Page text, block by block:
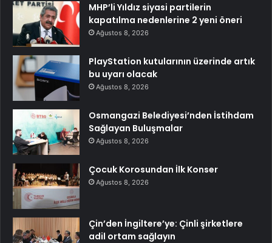
MHP’li Yıldız siyasi partilerin
kapatılma nedenlerine 2 yeni öneri
Ağustos 8, 2026
PlayStation kutularının üzerinde artık
bu uyarı olacak
Ağustos 8, 2026
Osmangazi Belediyesi’nden İstihdam
Sağlayan Buluşmalar
Ağustos 8, 2026
Çocuk Korosundan İlk Konser
Ağustos 8, 2026
Çin’den İngiltere’ye: Çinli şirketlere
adil ortam sağlayın